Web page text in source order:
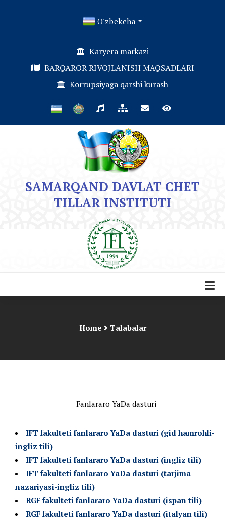
O'zbekcha
Karyera markazi
BARQAROR RIVOJLANISH MAQSADLARI
Korrupsiyaga qarshi kurash
SAMARQAND DAVLAT CHET
TILLAR INSTITUTI
Home Talabalar
Fanlararo YaDa dasturi
IFT fakulteti fanlararo YaDa dasturi (gid hamrohli-
ingliz tili)
IFT fakulteti fanlararo YaDa dasturi (ingliz tili)
IFT fakulteti fanlararo YaDa dasturi (tarjima
nazariyasi-ingliz tili)
RGF fakulteti fanlararo YaDa dasturi (ispan tili)
RGF fakulteti fanlararo YaDa dasturi (italyan tili)